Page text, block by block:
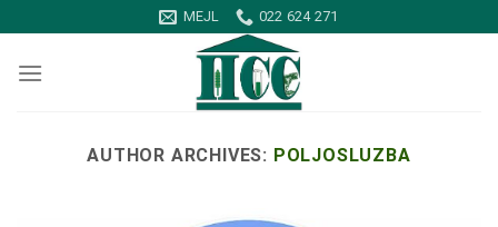
to
content
MEJL 022 624 271
AUTHOR ARCHIVES: POLJOSLUZBA